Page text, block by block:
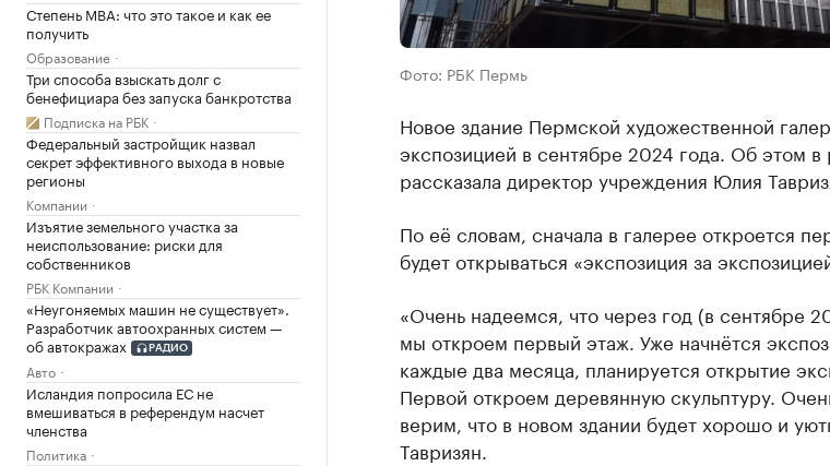
Степень MBA: что это такое и как ее
получить
Образование
Три способа взыскать долг с
бенефициара без запуска банкротства
Подписка на РБК
Федеральный застройщик назвал
секрет эффективного выхода в новые
регионы
Компании
Изъятие земельного участка за
неиспользование: риски для
собственников
РБК Компании
«Неугоняемых машин не существует».
Разработчик автоохранных систем —
об автокражах
РАДИО
Авто
Исландия попросила ЕС не
вмешиваться в референдум насчет
членства
Политика
Фото: РБК Пермь
Новое здание Пермской художественной
экспозицией в сентябре 2024 года. Об этом
рассказала директор учреждения Юлия
По её словам, сначала в галерее откроется
будет открываться «экспозиция за
«Очень надеемся, что через год (в сентябре
мы откроем первый этаж. Уже начнётся
каждые два месяца, планируется открытие
Первой откроем деревянную скульптуру.
верим, что в новом здании будет хорошо и
Тавризян.